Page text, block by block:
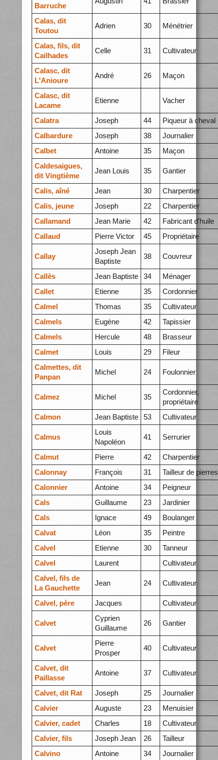
Barruche
Calas, dit
Toutou
Adrien 30 Ménétrier
Calas, fils, dit
Cailhades
Celle 31 Cultivateur
Calasc, dit
L'Anioure
André 26 Maçon
Calasc, dit
Lacame
Etienne Vacher
Calatra Joseph 44
Piqueur à cheval
Calbardure
Joseph 38
Journalier
Calbet
Antoine 35
Maçon
Caldesaigues,
dit Vingtième
Jean Louis 35 Gantier
Calis, aîné Jean 30
Charpentier
Calis, jeune
Joseph 22
Charpentier
Callamand
Jean Marie 42
Fabricant d'huile
Callaud
Pierre Victor 45 Propriétaire
Callay
Joseph Jean
Baptiste
38 Couvreur
Callès Jean Baptiste 34
Ménager
Callet
Etienne 35
Cordonnier
Calmel
Thomas 35
Cultivateur
Calmels
Eugène 42
Tapissier
Calmels
Hercule 48
Brasseur
Calmet
Louis 29
Fileur
Calmettes, dit
Panpan
Michel 24 Foulonnier
Calmez Michel 35
Cordonnier,
propriétaire
Calmon
Jean Baptiste 53 Cultivateur
Calmus
Louis
Napoléon
41 Serrurier
Calmut Pierre 42
Charpentier
Calonnay
François 31
Tailleur de pierres
Calonnier
Antoine 34
Peigneur
Cals
Guillaume 23
Jardinier
Cals
Ignace 49
Boulanger
Calvat
Léon 35
Peintre
Calvel
Etienne 30
Tanneur
Calvel
Laurent
Cultivateur
Calvel, fils de
La Gauchette
Jean 24 Cultivateur
Calvel, père Jacques Cultivateur
Calvet
Cyprien
Guillaume
26 Gantier
Calvet
Pierre
Prosper
40 Cultivateur
Calvet, dit
Paillasse
Antoine 37 Cultivateur
Calvet, dit Rat Joseph 25
Journalier
Calvier
Auguste 23
Menuisier
Calvier, cadet
Charles 18
Cultivateur
Calvier, fils
Joseph Jean 26
Tailleur
Calvino
Antoine 34
Journalier